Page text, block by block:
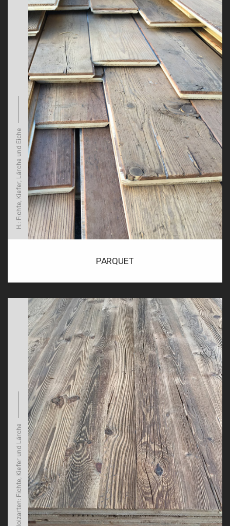
H.: Fichte, Kiefer, Lärche und Eiche
PARQUET
Holzarten: Fichte, Kiefer und Lärche